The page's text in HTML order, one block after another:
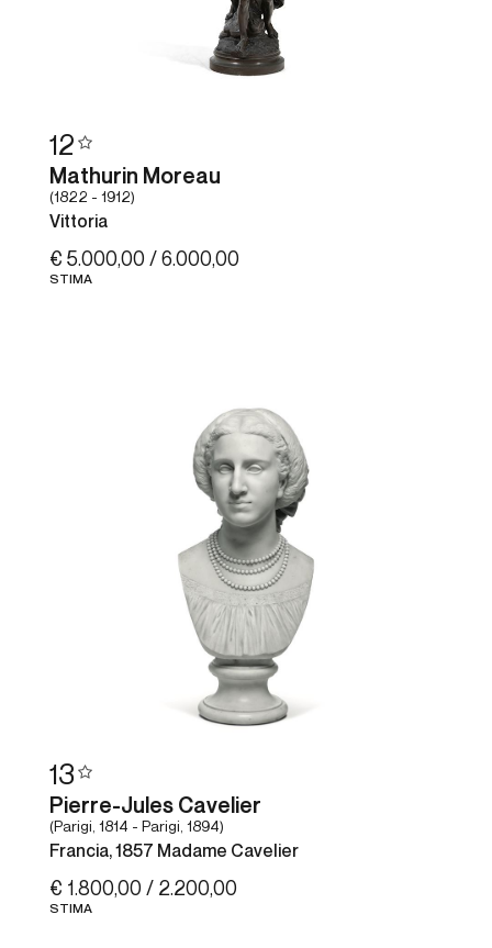
12
Mathurin Moreau
(1822 - 1912)
Vittoria
€ 5.000,00 / 6.000,00
STIMA
13
Pierre-Jules Cavelier
(Parigi, 1814 - Parigi, 1894)
Francia, 1857 Madame Cavelier
€ 1.800,00 / 2.200,00
STIMA